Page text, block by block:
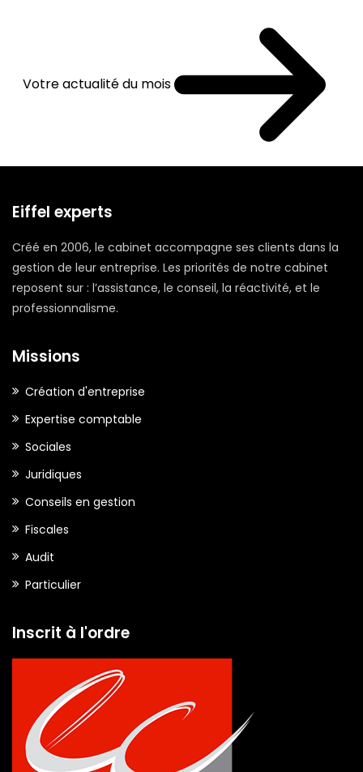
Votre actualité du mois
Eiffel experts
Créé en 2006, le cabinet accompagne ses clients dans la
gestion de leur entreprise. Les priorités de notre cabinet
reposent sur : l’assistance, le conseil, la réactivité, et le
professionnalisme.
Missions
Création d'entreprise
Expertise comptable
Sociales
Juridiques
Conseils en gestion
Fiscales
Audit
Particulier
Inscrit à l'ordre